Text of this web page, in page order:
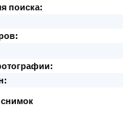
поиска: